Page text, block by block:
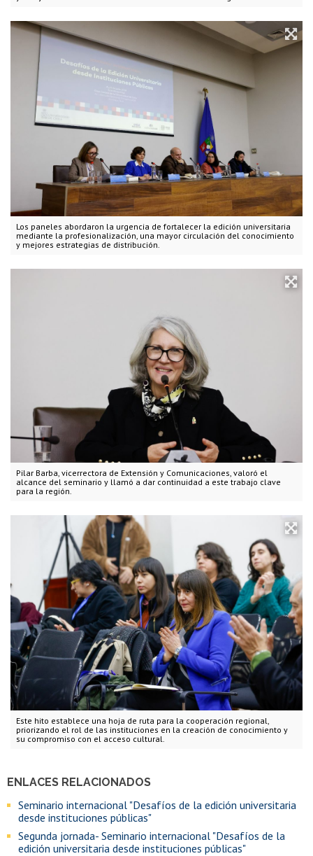
Los paneles abordaron la urgencia de fortalecer la edición universitaria
mediante la profesionalización, una mayor circulación del conocimiento
y mejores estrategias de distribución.
Pilar Barba, vicerrectora de Extensión y Comunicaciones, valoró el
alcance del seminario y llamó a dar continuidad a este trabajo clave
para la región.
Este hito establece una hoja de ruta para la cooperación regional,
priorizando el rol de las instituciones en la creación de conocimiento y
su compromiso con el acceso cultural.
ENLACES RELACIONADOS
Seminario internacional "Desafíos de la edición universitaria
desde instituciones públicas"
Segunda jornada- Seminario internacional "Desafíos de la
edición universitaria desde instituciones públicas"